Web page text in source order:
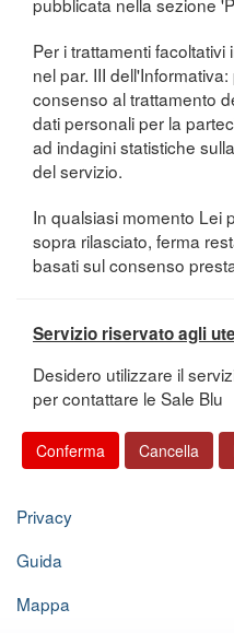
Per i trattamenti facoltativi
nel par. III
consenso al trattamento
dati personali per la
ad indagini statistiche
del servizio.
In qualsiasi momento Lei
sopra rilasciato, ferma
basati sul consenso
Servizio riservato agli
Desidero utilizzare il
per contattare le Sale Blu
Privacy
Guida
Mappa